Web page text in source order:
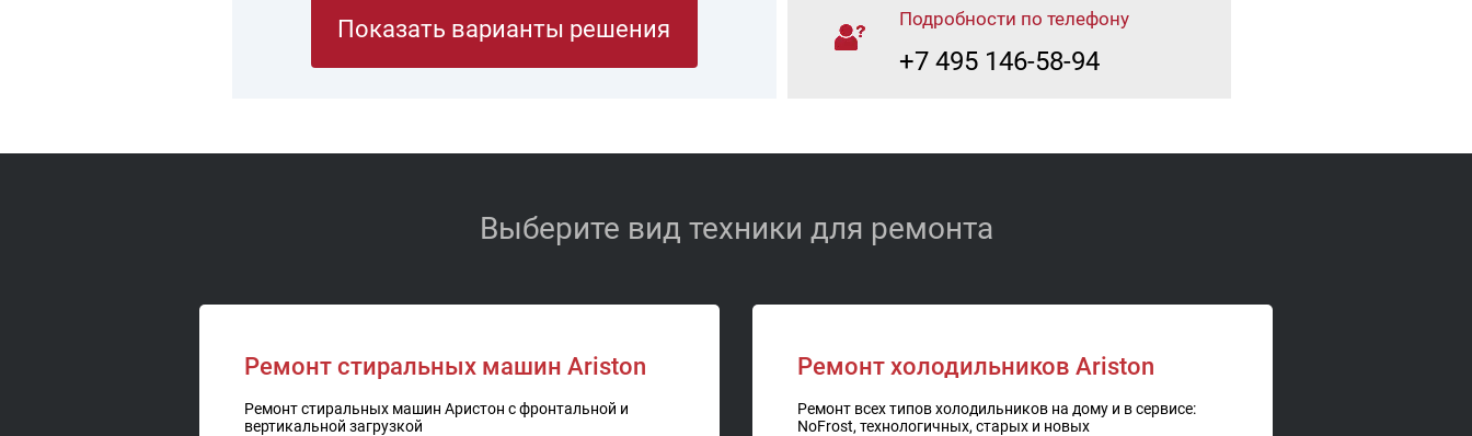
Показать варианты решения Подробности по телефону
+7 495 146-58-94
Выберите вид техники для ремонта
Ремонт стиральных машин Ariston
Ремонт стиральных машин Аристон с фронтальной и
вертикальной загрузкой
Ремонт холодильников Ariston
Ремонт всех типов холодильников на дому и в сервисе:
NoFrost, технологичных, старых и новых